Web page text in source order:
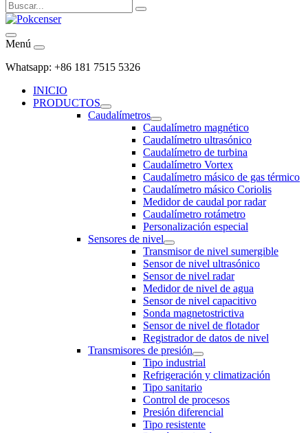
Menú
Whatsapp: +86 181 7515 5326
INICIO
PRODUCTOS
Caudalímetros
Caudalímetro magnético
Caudalímetro ultrasónico
Caudalímetro de turbina
Caudalímetro Vortex
Caudalímetro másico de gas térmico
Caudalímetro másico Coriolis
Medidor de caudal por radar
Caudalímetro rotámetro
Personalización especial
Sensores de nivel
Transmisor de nivel sumergible
Sensor de nivel ultrasónico
Sensor de nivel radar
Medidor de nivel de agua
Sensor de nivel capacitivo
Sonda magnetostrictiva
Sensor de nivel de flotador
Registrador de datos de nivel
Transmisores de presión
Tipo industrial
Refrigeración y climatización
Tipo sanitario
Control de procesos
Presión diferencial
Tipo resistente